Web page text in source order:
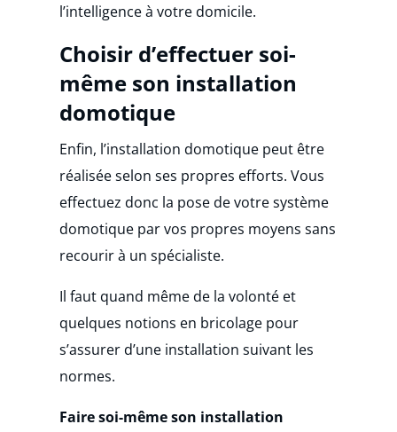
l’intelligence à votre domicile.
Choisir d’effectuer soi-
même son installation
domotique
Enfin, l’installation domotique peut être
réalisée selon ses propres efforts. Vous
effectuez donc la pose de votre système
domotique par vos propres moyens sans
recourir à un spécialiste.
Il faut quand même de la volonté et
quelques notions en bricolage pour
s’assurer d’une installation suivant les
normes.
Faire soi-même son installation